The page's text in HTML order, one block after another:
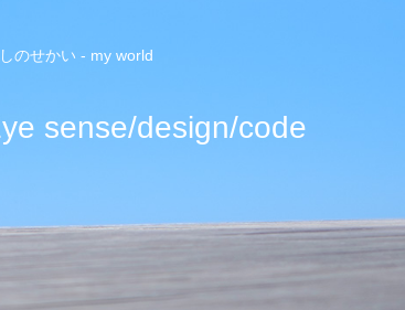
のせかい - my world
sense/design/code